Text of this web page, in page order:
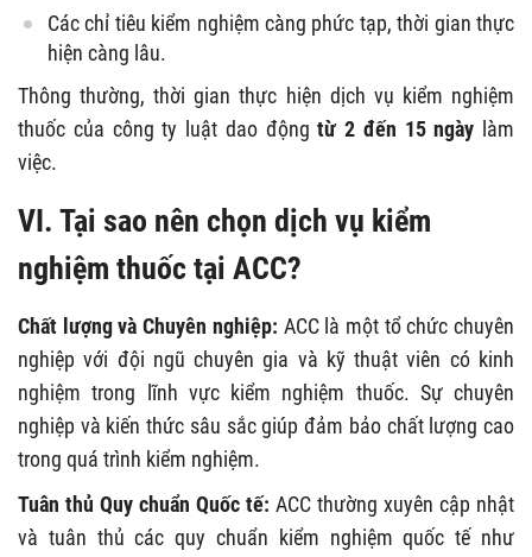
Các chỉ tiêu kiểm nghiệm càng phức tạp, thời gian thực
hiện càng lâu.
Thông thường, thời gian thực hiện dịch vụ kiểm nghiệm
thuốc của công ty luật dao độngtừ 2 đến 15 ngày làm
việc.
VI. Tại sao nên chọn dịch vụ kiểm
nghiệm thuốc tại ACC?
Chất lượng và Chuyên nghiệp: ACC là một tổ chức chuyên
nghiệp với đội ngũ chuyên gia và kỹ thuật viên có kinh
nghiệm trong lĩnh vực kiểm nghiệm thuốc. Sự chuyên
nghiệp và kiến thức sâu sắc giúp đảm bảo chất lượng cao
trong quá trình kiểm nghiệm.
Tuân thủ Quy chuẩn Quốc tế: ACC thường xuyên cập nhật
và tuân thủ các quy chuẩn kiểm nghiệm quốc tế như